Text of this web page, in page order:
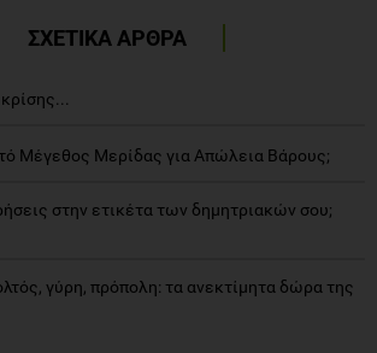
ΣΧΕΤΙΚΑ ΑΡΘΡΑ
Μέγεθος Μερίδας για Απώλεια Βάρους;
στην ετικέτα των δημητριακών σου;
γύρη, πρόπολη: τα ανεκτίμητα δώρα της